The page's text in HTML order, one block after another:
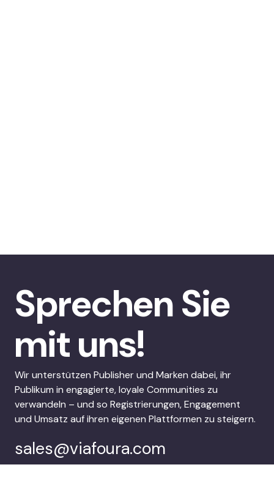
Sprechen Sie
mit uns!
Wir unterstützen Publisher und Marken dabei, ihr
Publikum in engagierte, loyale Communities zu
verwandeln – und so Registrierungen, Engagement
und Umsatz auf ihren eigenen Plattformen zu steigern.
sales@viafoura.com